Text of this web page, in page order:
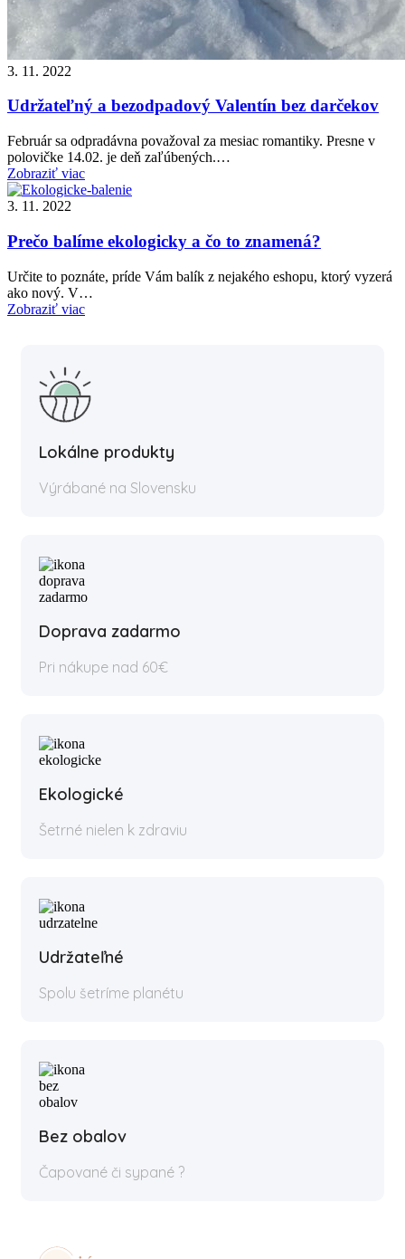
3. 11. 2022
Udržateľný a bezodpadový Valentín bez darčekov
Február sa odpradávna považoval za mesiac romantiky. Presne v
polovičke 14.02. je deň zaľúbených.…
Zobraziť viac
3. 11. 2022
Prečo balíme ekologicky a čo to znamená?
Určite to poznáte, príde Vám balík z nejakého eshopu, ktorý vyzerá
ako nový. V…
Zobraziť viac
Lokálne produkty
Výrábané na Slovensku
Doprava zadarmo
Pri nákupe nad 60€
Ekologické
Šetrné nielen k zdraviu
Udržateľné
Spolu šetríme planétu
Bez obalov
Čapované či sypané ?